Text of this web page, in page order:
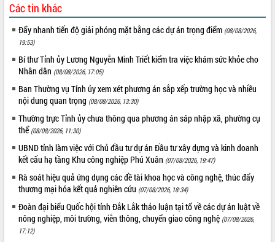
Ngành cá ngừ Đắk Lắk chủ động thích
ứng để giữ vững thị trường xuất khẩu
Diễn đàn Kinh tế tư nhân Việt Nam đột
phá cơ chế - Hợp tác công tư
Đề án 06 tạo bước ngoặt đột phá trong
Kết nối tour, đẩy mạnh chuyển đổi số
để phát triển du lịch Đắk Lắk
Khởi động Dự án Đầu tư xây dựng hạ
tầng kỹ thuật Cụm công nghiệp Tân
Tiến
Gặp mặt các cơ quan báo chí nhân Kỷ
niệm 101 năm Ngày Báo chí Cách
mạng Việt Nam
Đắk Lắk sơ kết 4 năm triển khai thực
hiện Đề án 06 của Chính phủ
Họp báo thông tin về Hội nghị Công bố
Các tin khác
Đẩy nhanh tiến độ giải phóng mặt bằng các dự án trọng điểm (08/08/2026,
19:53)
Bí thư Tỉnh ủy Lương Nguyễn Minh Triết kiểm tra việc khám sức khỏe cho
Nhân dân (08/08/2026, 17:05)
Ban Thường vụ Tỉnh ủy xem xét phương án sắp xếp trường học và nhiều
nội dung quan trọng (08/08/2026, 13:30)
Thường trực Tỉnh ủy chưa thông qua phương án sáp nhập xã, phường cụ
thể (08/08/2026, 11:30)
UBND tỉnh làm việc với Chủ đầu tư dự án Đầu tư xây dựng và kinh doanh
kết cấu hạ tầng Khu công nghiệp Phú Xuân (07/08/2026, 19:47)
Rà soát hiệu quả ứng dụng các đề tài khoa học và công nghệ, thúc đẩy
thương mại hóa kết quả nghiên cứu (07/08/2026, 18:34)
Đoàn đại biểu Quốc hội tỉnh Đắk Lắk thảo luận tại tổ về các dự án luật về
nông nghiệp, môi trường, viễn thông, chuyển giao công nghệ (07/08/2026,
17:12)